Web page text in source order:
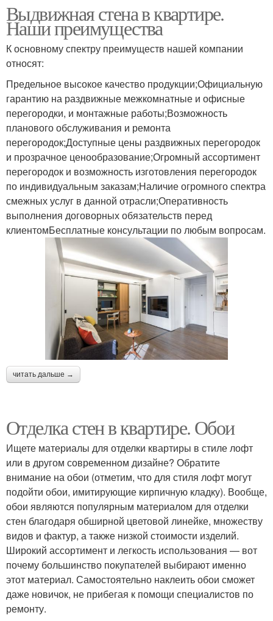
Выдвижная стена в квартире.
Наши преимущества
К основному спектру преимуществ нашей компании
относят:
Предельное высокое качество продукции;Официальную
гарантию на раздвижные межкомнатные и офисные
перегородки, и монтажные работы;Возможность
планового обслуживания и ремонта
перегородок;Доступные цены раздвижных перегородок
и прозрачное ценообразование;Огромный ассортимент
перегородок и возможность изготовления перегородок
по индивидуальным заказам;Наличие огромного спектра
смежных услуг в данной отрасли;Оперативность
выполнения договорных обязательств перед
клиентомБесплатные консультации по любым вопросам.
читать дальше →
Отделка стен в квартире. Обои
Ищете материалы для отделки квартиры в стиле лофт
или в другом современном дизайне? Обратите
внимание на обои (отметим, что для стиля лофт могут
подойти обои, имитирующие кирпичную кладку). Вообще,
обои являются популярным материалом для отделки
стен благодаря обширной цветовой линейке, множеству
видов и фактур, а также низкой стоимости изделий.
Широкий ассортимент и легкость использования — вот
почему большинство покупателей выбирают именно
этот материал. Самостоятельно наклеить обои сможет
даже новичок, не прибегая к помощи специалистов по
ремонту.